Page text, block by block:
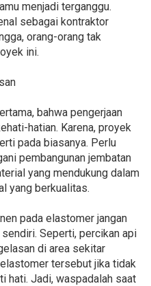
menjadi terganggu.
sebagai kontraktor
orang-orang tak
ini.
bahwa pengerjaan
hatian. Karena, proyek
pada biasanya. Perlu
pembangunan jembatan
yang mendukung dalam
yang berkualitas.
pada elastomer jangan
Seperti, percikan api
di area sekitar
tersebut jika tidak
hati. Jadi, waspadalah saat